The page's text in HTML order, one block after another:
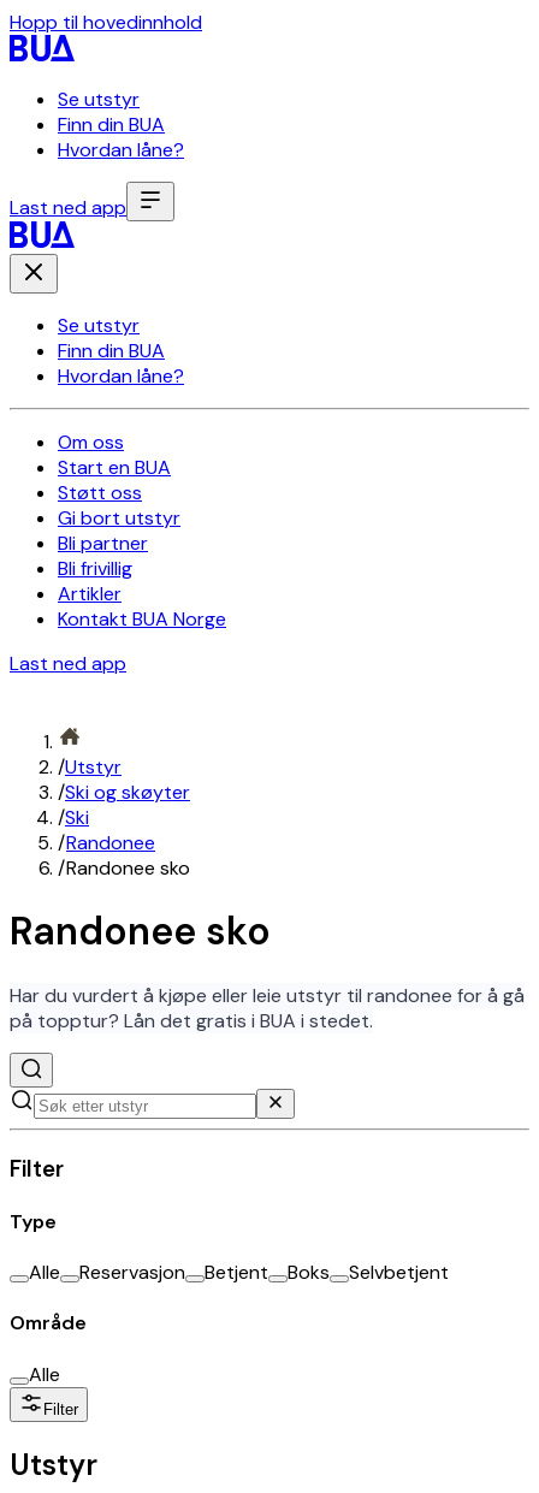
Hopp til hovedinnhold
Se utstyr
Finn din BUA
Hvordan låne?
Last ned app
Se utstyr
Finn din BUA
Hvordan låne?
Om oss
Start en BUA
Støtt oss
Gi bort utstyr
Bli partner
Bli frivillig
Artikler
Kontakt BUA Norge
Last ned app
/Utstyr
/Ski og skøyter
/Ski
/Randonee
/Randonee sko
Randonee sko
Har du vurdert å kjøpe eller leie utstyr til randonee for å gå
på topptur? Lån det gratis i BUA i stedet.
Filter
Type
Alle Reservasjon Betjent Boks Selvbetjent
Område
Alle
Filter
Utstyr